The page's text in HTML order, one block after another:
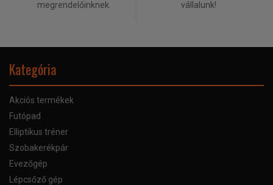
megrendelőinknek.
vállalunk!
Kategória
Akciós termékek
Futópad
Elliptikus tréner
Szobakerékpár
Evezőgép
Lépcsőző gép